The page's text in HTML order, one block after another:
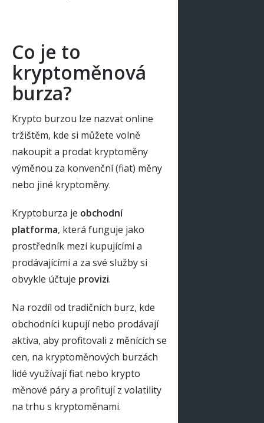
Co je to
kryptoměnová
burza?
Krypto burzou lze nazvat online
tržištěm, kde si můžete volně
nakoupit a prodat kryptoměny
výměnou za konvenční (fiat) měny
nebo jiné kryptoměny.
Kryptoburza je obchodní
platforma, která funguje jako
prostředník mezi kupujícími a
prodávajícími a za své služby si
obvykle účtuje provizi.
Na rozdíl od tradičních burz, kde
obchodníci kupují nebo prodávají
aktiva, aby profitovali z měnících se
cen, na kryptoměnových burzách
lidé využívají fiat nebo krypto
měnové páry a profitují z volatility
na trhu s kryptoměnami.